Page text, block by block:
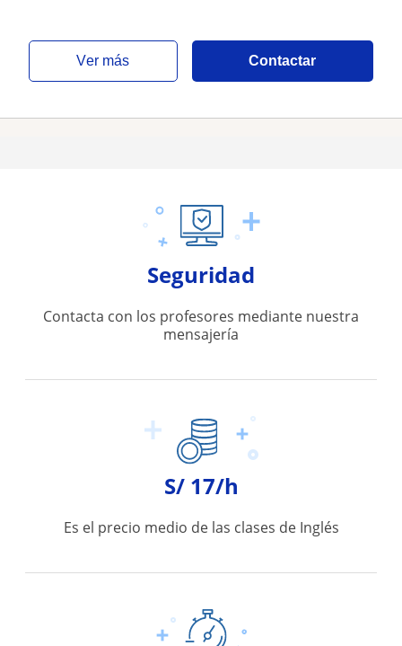
ver más Contactar
Seguridad
Contacta con los profesores mediante nuestra
mensajería
S/ 17/h
Es el precio medio de las clases de Inglés